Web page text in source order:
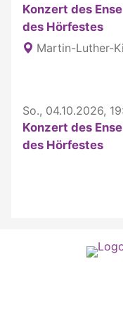
Konzert des
des Hörfestes
Martin-Luther-
So., 04.10.2026,
Konzert des
des Hörfestes